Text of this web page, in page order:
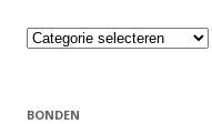
Categorieën
BONDEN